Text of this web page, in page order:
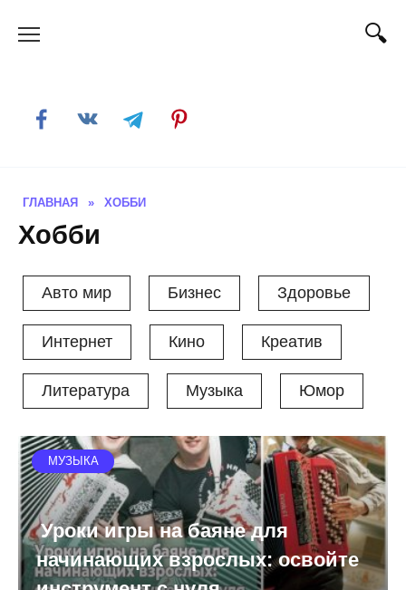
ГЛАВНАЯ » ХОББИ
Хобби
Авто мир Бизнес Здоровье
Интернет Кино Креатив
Литература Музыка Юмор
МУЗЫКА
Уроки игры на баяне для
начинающих взрослых: освойте